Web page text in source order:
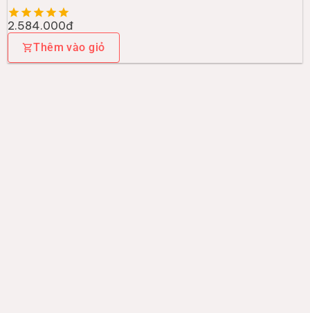
2.584.000đ
Thêm vào giỏ